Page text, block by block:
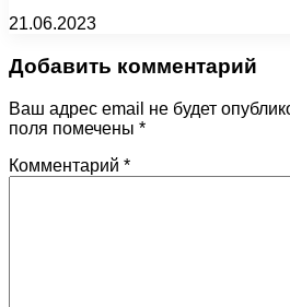
21.06.2023
Добавить комментарий
Ваш адрес email не будет
поля помечены *
Комментарий *